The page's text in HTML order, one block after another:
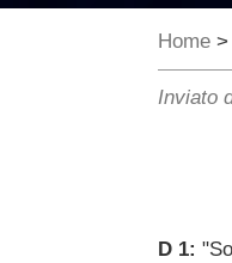
Home >
Inviato
D 1: